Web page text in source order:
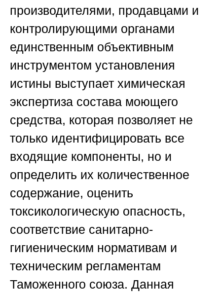
производителями, продавцами и
контролирующими органами
единственным объективным
инструментом установления
истины выступает химическая
экспертиза состава моющего
средства, которая позволяет не
только идентифицировать все
входящие компоненты, но и
определить их количественное
содержание, оценить
токсикологическую опасность,
соответствие санитарно-
гигиеническим нормативам и
техническим регламентам
Таможенного союза. Данная